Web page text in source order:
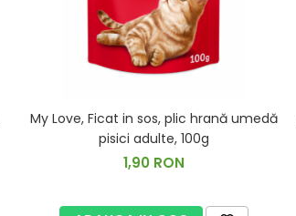
My Love, Ficat in sos, plic hrană umedă
pisici adulte, 100g
1,90 RON